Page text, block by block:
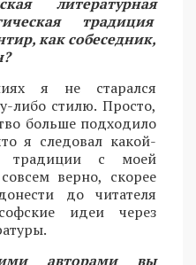
традиция
как собеседник,
я не старался
либо стилю. Просто,
больше подходило
я следовал какой-
традиции с моей
верно, скорее
до читателя
идеи через
авторами вы